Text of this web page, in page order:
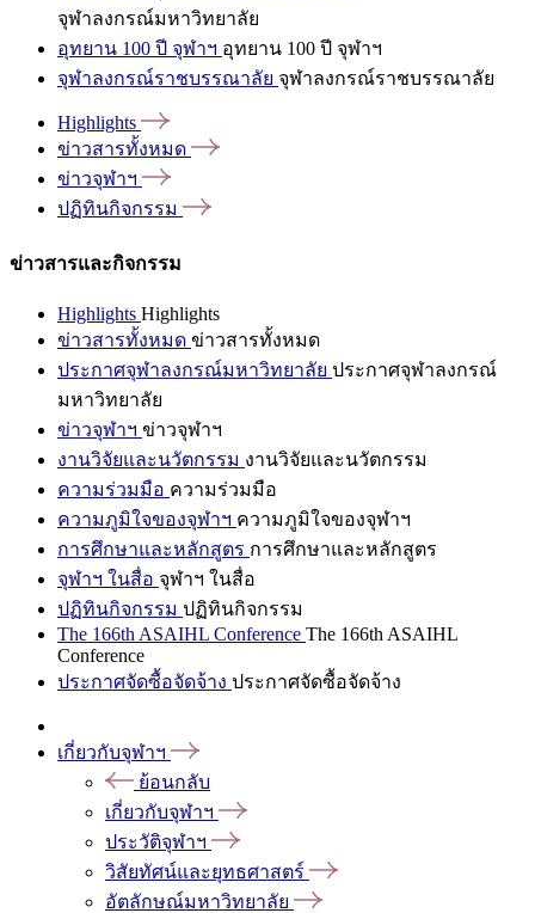
จุฬาลงกรณ์มหาวิทยาลัย
อุทยาน 100 ปี จุฬาฯ อุทยาน 100 ปี จุฬาฯ
จุฬาลงกรณ์ราชบรรณาลัย จุฬาลงกรณ์ราชบรรณาลัย
Highlights
ข่าวสารทั้งหมด
ข่าวจุฬาฯ
ปฏิทินกิจกรรม
ข่าวสารและกิจกรรม
Highlights Highlights
ข่าวสารทั้งหมด ข่าวสารทั้งหมด
ประกาศจุฬาลงกรณ์มหาวิทยาลัย ประกาศจุฬาลงกรณ์
มหาวิทยาลัย
ข่าวจุฬาฯ ข่าวจุฬาฯ
งานวิจัยและนวัตกรรม งานวิจัยและนวัตกรรม
ความร่วมมือ ความร่วมมือ
ความภูมิใจของจุฬาฯ ความภูมิใจของจุฬาฯ
การศึกษาและหลักสูตร การศึกษาและหลักสูตร
จุฬาฯ ในสื่อ จุฬาฯ ในสื่อ
ปฏิทินกิจกรรม ปฏิทินกิจกรรม
The 166th ASAIHL Conference The 166th ASAIHL
Conference
ประกาศจัดซื้อจัดจ้าง ประกาศจัดซื้อจัดจ้าง
เกี่ยวกับจุฬาฯ
ย้อนกลับ
เกี่ยวกับจุฬาฯ
ประวัติจุฬาฯ
วิสัยทัศน์และยุทธศาสตร์
อัตลักษณ์มหาวิทยาลัย